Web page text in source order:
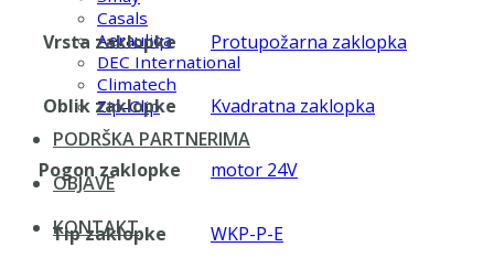
Casals
Aerauliqa
DEC International
Climatech
Zip-Clip
PODRŠKA PARTNERIMA
OBJAVE
KONTAKT
Vrsta zaklopke Protupožarna zaklopka
Oblik zaklopke Kvadratna zaklopka
Pogon zaklopke motor 24V
Tip zaklopke WKP-P-E